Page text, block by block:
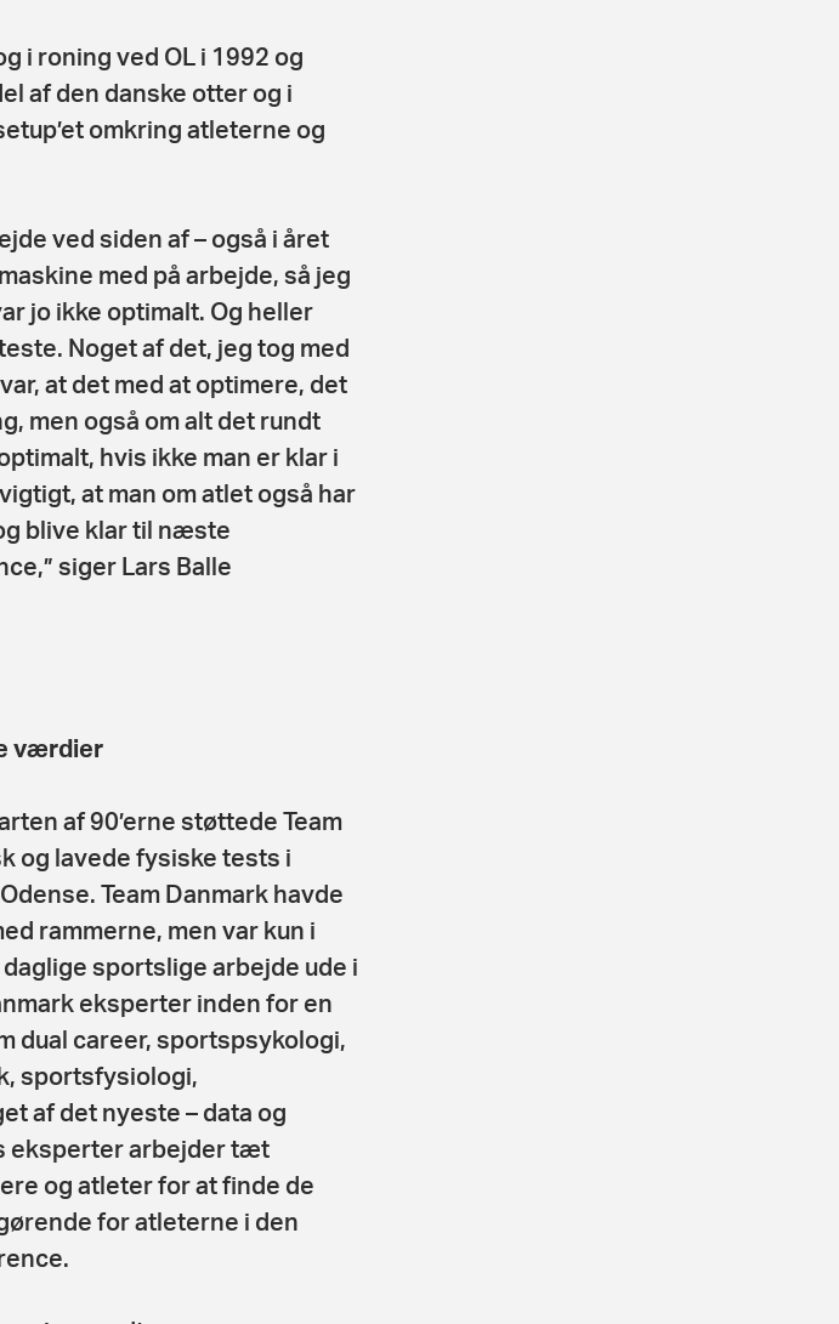
i roning ved OL i 1992 og
af den danske otter og i
omkring atleterne og
ved siden af – også i året
med på arbejde, så jeg
jo ikke optimalt. Og heller
Noget af det, jeg tog med
at det med at optimere, det
men også om alt det rundt
hvis ikke man er klar i
at man om atlet også har
blive klar til næste
siger Lars Balle
værdier
af 90’erne støttede Team
og lavede fysiske tests i
Team Danmark havde
rammerne, men var kun i
sportslige arbejde ude i
eksperter inden for en
dual career, sportspsykologi,
sportsfysiologi,
af det nyeste – data og
eksperter arbejder tæt
og atleter for at finde de
for atleterne i den